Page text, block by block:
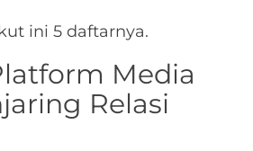
ini 5 daftarnya.
Media
Relasi